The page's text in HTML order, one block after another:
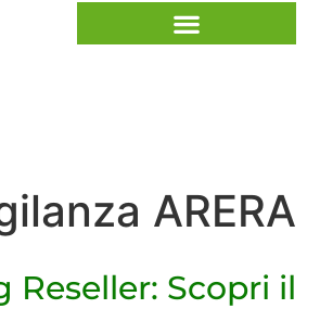
ARERA
Reseller: Scopri il